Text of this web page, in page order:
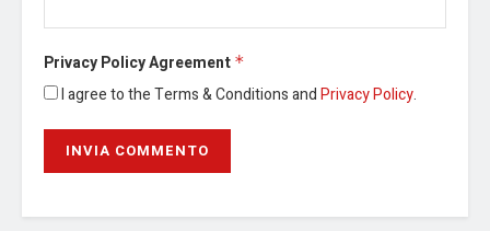
Privacy Policy Agreement *
I agree to the Terms & Conditions andPrivacy Policy.